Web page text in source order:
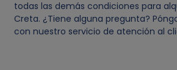
todas las demás condiciones para
Creta. ¿Tiene alguna pregunta?
con nuestro servicio de atención al
c